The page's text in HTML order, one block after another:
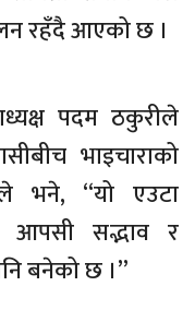
रहँदै आएको छ ।
पदम ठकुरीले
भाइचाराको
भने, “यो एउटा
आपसी सद्भाव र
बनेको छ ।”